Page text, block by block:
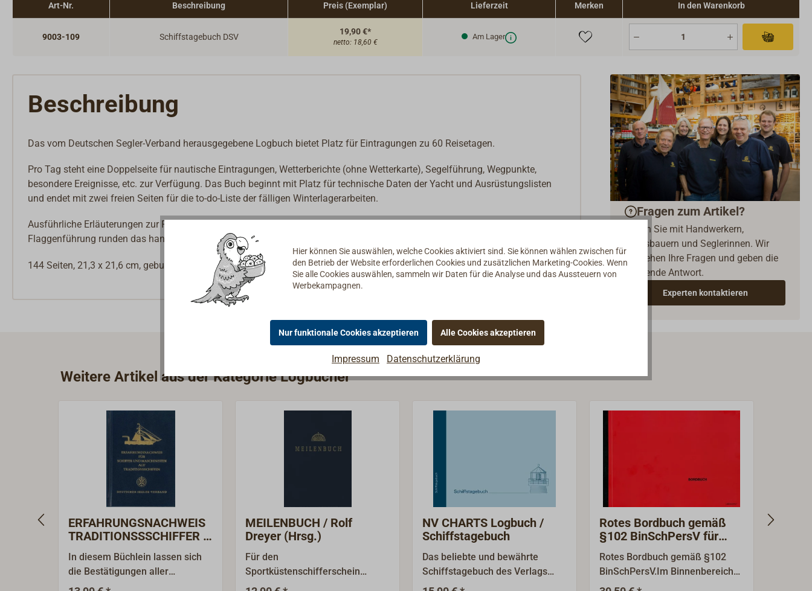
Art-Nr. Beschreibung Preis (Exemplar) Lieferzeit Merken In den Warenkorb
9003-109 Schiffstagebuch DSV
19,90 €*
netto: 18,60 €
Am Lager
Beschreibung
Das vom Deutschen Segler-Verband herausgegebene Logbuch bietet Platz für Eintragungen zu 60 Reisetagen.
Pro Tag steht eine Doppelseite für nautische Eintragungen, Wetterberichte (ohne Wetterkarte), Segelführung, Wegpunkte,
besondere Ereignisse, etc. zur Verfügung. Das Buch beginnt mit Platz für technische Daten der Yacht und Ausrüstungslisten
und endet mit zwei freien Seiten für die to-do-Liste der fälligen Winterlagerarbeiten.
Ausführliche Erläuterungen zur Führung des Seetagebuchs, dem Erfassen von Wetterberichten, Notsignalen, Funkverkehr und
Flaggenführung runden das handliche Logbuch ab.
144 Seiten, 21,3 x 21,6 cm, gebunden.
Fragen zum Artikel?
Reden Sie mit Handwerkern,
Bootsbauern und Seglerinnen. Wir
verstehen Ihre Fragen und geben die
passende Antwort.
Experten kontaktieren
Weitere Artikel aus der Kategorie Logbücher
ERFAHRUNGSNACHWEIS
TRADITIONSSSCHIFFER +
MASCHINISTEN
In diesem Büchlein lassen sich
die Bestätigungen aller
erforderlichen Manöver für die
MEILENBUCH / Rolf
Dreyer (Hrsg.)
Für den
Sportküstenschifferschein
(SKS), Sportseeschifferschein
NV CHARTS Logbuch /
Schiffstagebuch
Das beliebte und bewährte
Schiffstagebuch des Verlags
NAUTISCHE
Rotes Bordbuch gemäß
§102 BinSchPersV für
Rotes Bordbuch gemäß §102
BinSchPersV.Im Binnenbereich
muss die Schiffsführung jedes
Hier können Sie auswählen, welche Cookies aktiviert sind. Sie können wählen zwischen für
den Betrieb der Website erforderlichen Cookies und zusätzlichen Marketing-Cookies. Wenn
Sie alle Cookies auswählen, sammeln wir Daten für die Analyse und das Aussteuern von
Werbekampagnen.
Nur funktionale Cookies akzeptieren Alle Cookies akzeptieren
Impressum Datenschutzerklärung